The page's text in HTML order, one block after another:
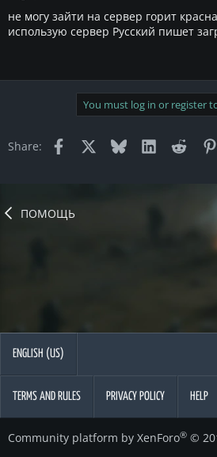
r
t
не могу зайти на сервер горит
использую сервер Русский пишет
You must log in or register
Share: Facebook Bluesky LinkedInReddit
ПОМОЩЬ
ENGLISH (US)
TERMS AND RULES PRIVACY POLICY HELP
Community platform by XenForo® ©